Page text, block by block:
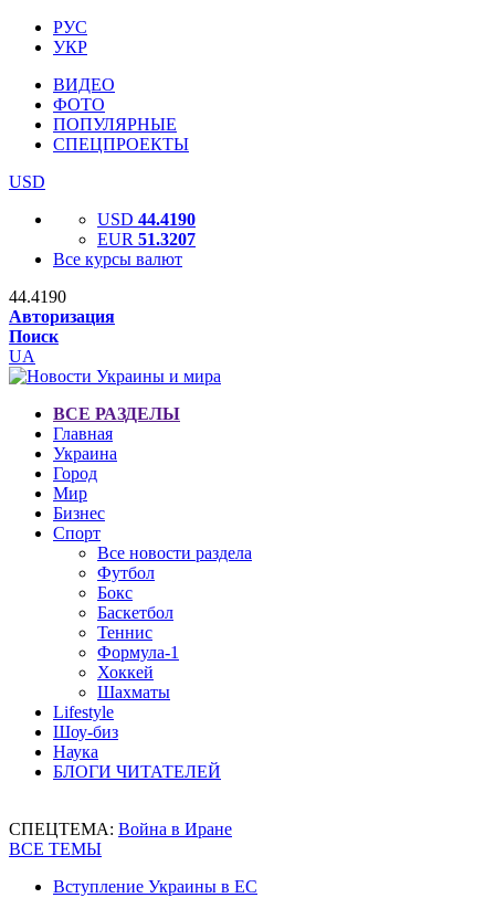
РУС
УКР
ВИДЕО
ФОТО
ПОПУЛЯРНЫЕ
СПЕЦПРОЕКТЫ
USD
USD 44.4190
EUR 51.3207
Все курсы валют
44.4190
Авторизация
Поиск
UA
ВСЕ РАЗДЕЛЫ
Главная
Украина
Город
Мир
Бизнес
Спорт
Все новости раздела
Футбол
Бокс
Баскетбол
Теннис
Формула-1
Хоккей
Шахматы
Lifestyle
Шоу-биз
Наука
БЛОГИ ЧИТАТЕЛЕЙ
СПЕЦТЕМА: Война в Иране
ВСЕ ТЕМЫ
Вступление Украины в ЕС